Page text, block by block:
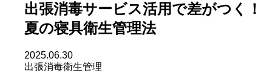
出張消毒サービス活用で差がつく！
夏の寝具衛生管理法
2025.06.30
出張消毒衛生管理